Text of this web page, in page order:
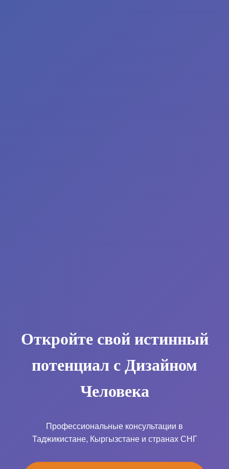
Откройте свой истинный
потенциал с Дизайном
Человека
Профессиональные консультации в
Таджикистане, Кыргызстане и странах СНГ